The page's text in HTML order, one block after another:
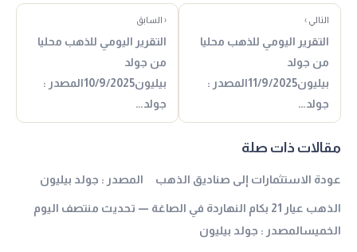
التالي ›
التقرير اليومي للذهب محليا
من جولد
بيليون11/9/2025المصدر :
جولد…
‹ السابق
التقرير اليومي للذهب محليا
من جولد
بيليون10/9/2025المصدر :
جولد…
مقالات ذات صلة
عودة الاستثمارات إلى صناديق الذهب المصدر : جولد بيليون
الذهب عيار 21 بكام النهاردة في الصاغة — تحديث منتصف اليوم
الخميسالمصدر : جولد بيليون